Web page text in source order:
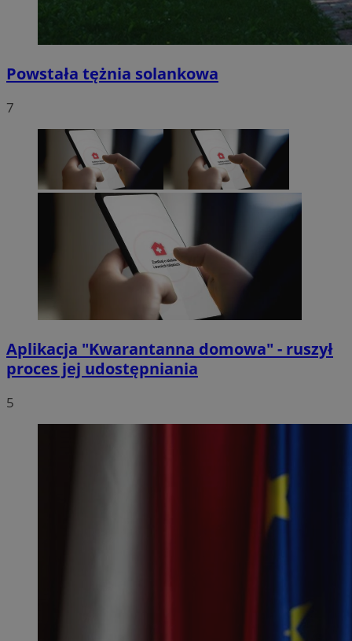
Powstała tężnia solankowa
7
Aplikacja "Kwarantanna domowa" - ruszył
proces jej udostępniania
5